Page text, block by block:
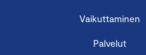
Vaikuttaminen
Palvelut